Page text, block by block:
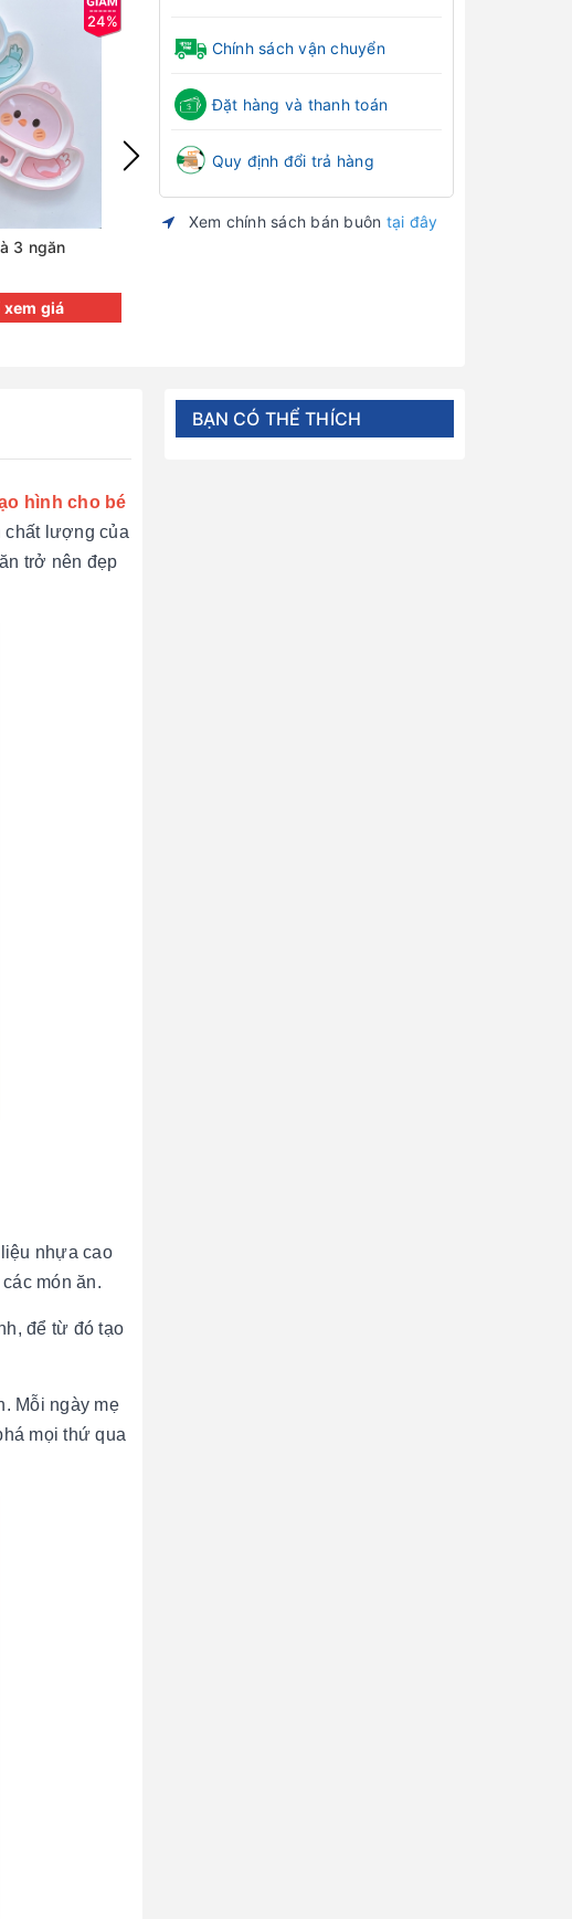
24%
3 ngăn
giá
Chính sách vận chuyển
Đặt hàng và thanh toán
Quy định đổi trả hàng
Xem chính sách bán buôn tại đây
hình cho bé
chất lượng của
trở nên đẹp
nhựa cao
món ăn.
để từ đó tạo
Mỗi ngày mẹ
mọi thứ qua
BẠN CÓ THỂ THÍCH